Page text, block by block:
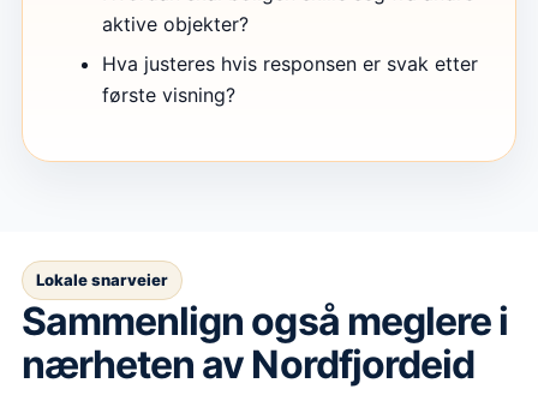
aktive objekter?
Hva justeres hvis responsen er svak etter
første visning?
Lokale snarveier
Sammenlign også meglere i
nærheten av Nordfjordeid